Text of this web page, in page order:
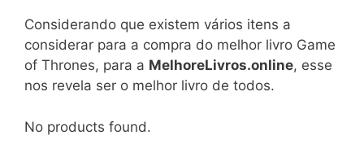
Considerando que existem vários itens a
considerar para a compra do melhor livro Game
of Thrones, para a MelhoreLivros.online, esse
nos revela ser o melhor livro de todos.
No products found.